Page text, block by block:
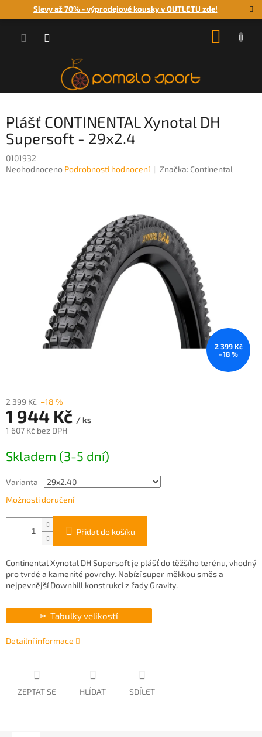
Slevy až 70% - výprodejové kousky v OUTLETU zde!
Plášť CONTINENTAL Xynotal DH
Supersoft - 29x2.4
0101932
Průměrné
Neohodnoceno Podrobnosti hodnocení Značka: Continental
2 399 Kč
–18 %
2 399 Kč –18 %
1 944 Kč / ks
1 607 Kč bez DPH
cena:
Skladem (3-5 dní)
Varianta
Možnosti doručení
Přidat do košíku
Continental Xynotal DH Supersoft je plášť do těžšího terénu, vhodný
pro tvrdé a kamenité povrchy. Nabízí super měkkou směs a
nejpevnější Downhill konstrukci z řady Gravity.
Tabulky velikostí
Detailní informace
ZEPTAT SE HLÍDAT SDÍLET